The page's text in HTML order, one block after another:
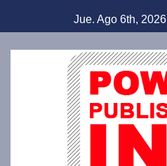
al
contenido
Jue. Ago 6th, 2026